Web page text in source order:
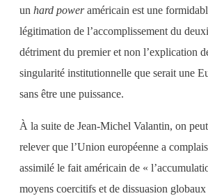
un hard poweraméricain est une
légitimation de l’accomplissement du
détriment du premier et non l’explication
singularité institutionnelle que serait une
sans être une puissance.
À la suite de Jean-Michel Valantin, on
relever que l’Union européenne a
assimilé le fait américain de «
moyens coercitifs et de dissuasion globaux